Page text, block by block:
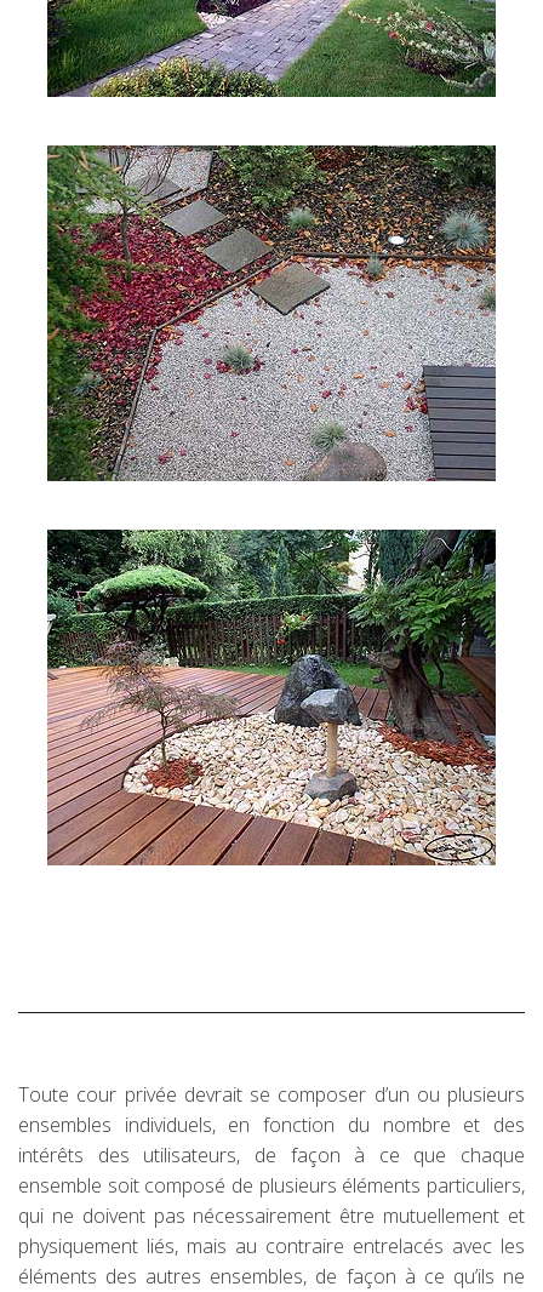
Toute cour privée devrait se composer d’un ou plusieurs
ensembles individuels, en fonction du nombre et des
intérêts des utilisateurs, de façon à ce que chaque
ensemble soit composé de plusieurs éléments particuliers,
qui ne doivent pas nécessairement être mutuellement et
physiquement liés, mais au contraire entrelacés avec les
éléments des autres ensembles, de façon à ce qu’ils ne